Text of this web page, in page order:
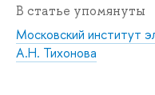
В статье упомянуты
Московский институт
А.Н. Тихонова